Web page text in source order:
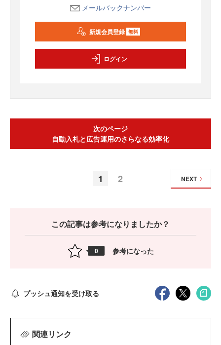
メールバックナンバー
新規会員登録 無料
ログイン
次のページ
自動入札と広告運用のさらなる効率化
1 2 NEXT
この記事は参考になりましたか？
0 参考になった
プッシュ通知を受け取る
関連リンク